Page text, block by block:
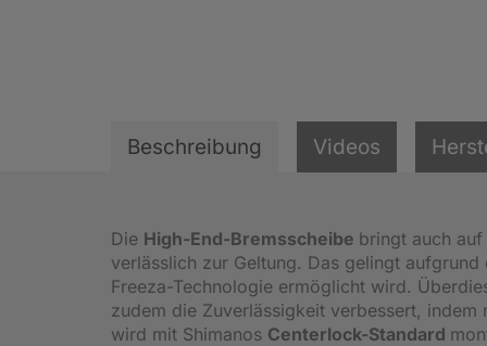
Beschreibung Videos
Die High-End-Bremsscheibe bringt auch
verlässlich zur Geltung. Das gelingt
Freeza-Technologie ermöglicht wird.
zudem die Zuverlässigkeit verbessert,
wird mit Shimanos Centerlock-Standard